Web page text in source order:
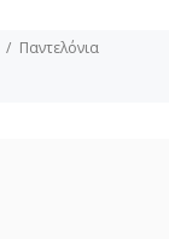
Παντελόνια